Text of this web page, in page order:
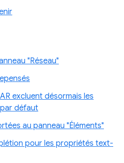
"Réseau"
excluent désormais les
défaut
au panneau "Éléments"
pour les propriétés text-